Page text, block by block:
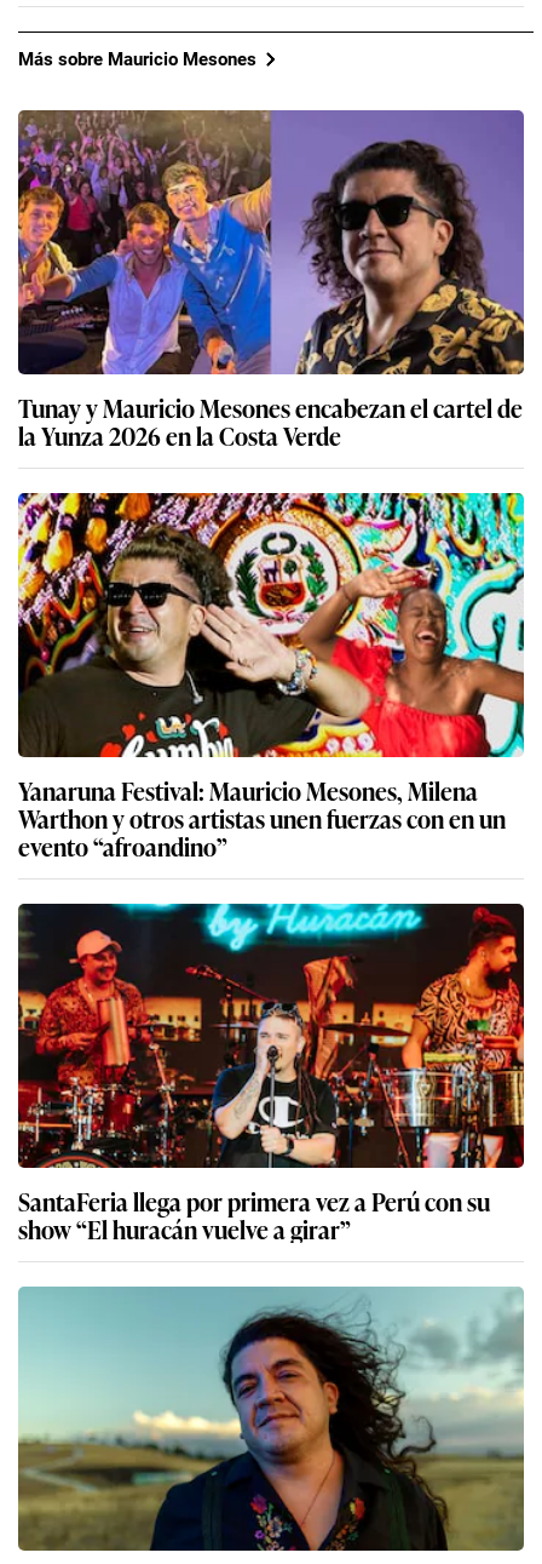
Más sobre Mauricio Mesones
Tunay y Mauricio Mesones encabezan el cartel de
la Yunza 2026 en la Costa Verde
Yanaruna Festival: Mauricio Mesones, Milena
Warthon y otros artistas unen fuerzas con en un
evento “afroandino”
SantaFeria llega por primera vez a Perú con su
show “El huracán vuelve a girar”